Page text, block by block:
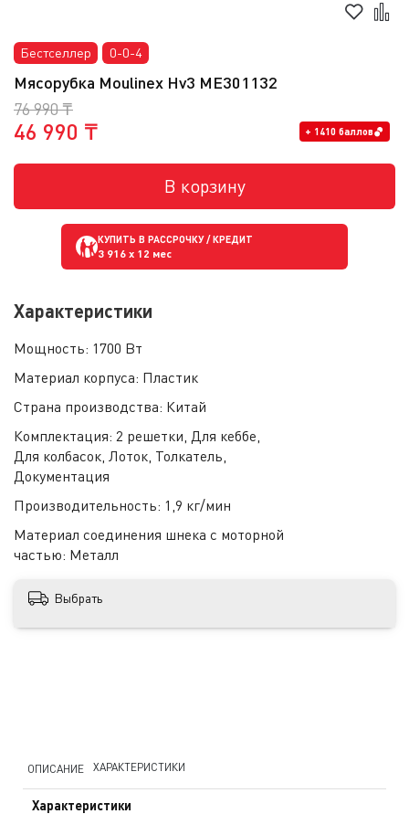
Бестселлер 0-0-4
Мясорубка Moulinex Hv3 ME301132
76 990 ₸
46 990 ₸ + 1410 баллов
В корзину
КУПИТЬ В РАССРОЧКУ / КРЕДИТ
3 916 x 12 мес
Характеристики
Мощность: 1700 Вт
Материал корпуса: Пластик
Страна производства: Китай
Комплектация: 2 решетки, Для кеббе,
Для колбасок, Лоток, Толкатель,
Документация
Производительность: 1,9 кг/мин
Материал соединения шнека с моторной
частью: Металл
Выбрать
ОПИСАНИЕ ХАРАКТЕРИСТИКИ
Характеристики